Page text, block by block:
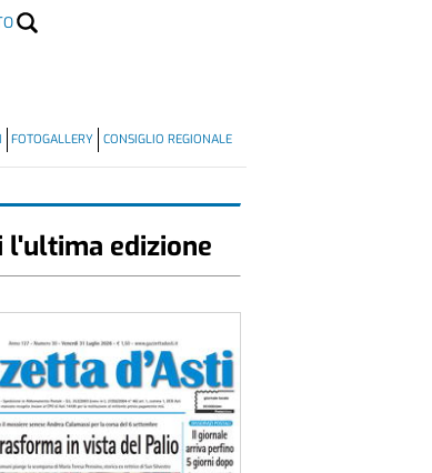
FOTOGALLERY CONSIGLIO REGIONALE
l'ultima edizione